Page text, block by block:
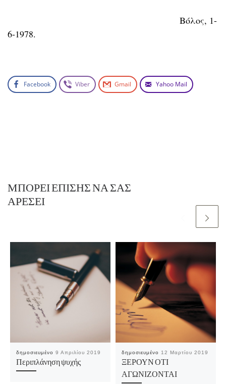
Βόλος, 1-
6-1978.
Facebook Viber Gmail Yahoo Mail
ΜΠΟΡΕΊ ΕΠΊΣΗΣ ΝΑ ΣΑΣ
ΑΡΈΣΕΙ
δημοσιευμένο 9 Απριλίου 2019
Περιπλάνηση ψυχής
δημοσιευμένο 12 Μαρτίου 2019
ΞΕΡΟΥΝ ΟΤΙ
ΑΓΩΝΙΖΟΝΤΑΙ